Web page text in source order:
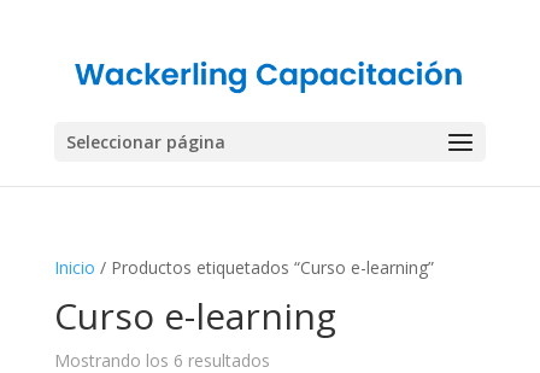
Seleccionar página
Inicio / Productos etiquetados “Curso e-learning”
Curso e-learning
Mostrando los 6 resultadosOrdenado